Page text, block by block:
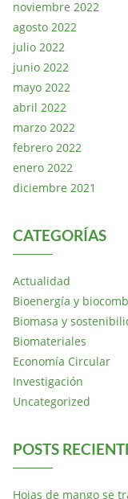
noviembre 2022
agosto 2022
julio 2022
junio 2022
mayo 2022
abril 2022
marzo 2022
febrero 2022
enero 2022
diciembre 2021
CATEGORÍAS
Actualidad
Bioenergía y
Biomasa y
Biomateriales
Economía Circular
Investigación
Uncategorized
POSTS
Hojas de mango se